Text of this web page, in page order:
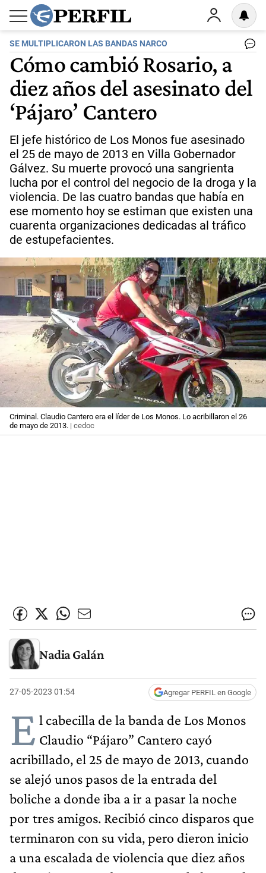
SE MULTIPLICARON LAS BANDAS NARCO
Cómo cambió Rosario, a
diez años del asesinato del
‘Pájaro’ Cantero
El jefe histórico de Los Monos fue asesinado
el 25 de mayo de 2013 en Villa Gobernador
Gálvez. Su muerte provocó una sangrienta
lucha por el control del negocio de la droga y la
violencia. De las cuatro bandas que había en
ese momento hoy se estiman que existen una
cuarenta organizaciones dedicadas al tráfico
de estupefacientes.
Criminal. Claudio Cantero era el líder de Los Monos. Lo acribillaron el 26
de mayo de 2013. | cedoc
Nadia Galán
27-05-2023 01:54 Agregar PERFIL en Google
E l cabecilla de la banda de Los Monos
Claudio “Pájaro” Cantero cayó
acribillado, el 25 de mayo de 2013, cuando
se alejó unos pasos de la entrada del
boliche a donde iba a ir a pasar la noche
por tres amigos. Recibió cinco disparos que
terminaron con su vida, pero dieron inicio
a una escalada de violencia que diez años